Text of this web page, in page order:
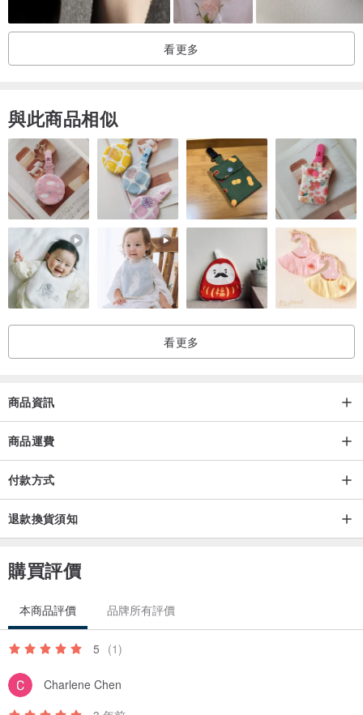
💚舒緩情緒、有助於記憶力舒緩情緒是祖母綠的主要功效之一。祖母
綠有著純正、自然的綠色，而綠色代表著生命力和希望，這種顏色在
視覺上可以幫助緩解緊張、焦慮的情緒，能夠安神，讓人心境平和、
上。可幫助控制壞脾氣
💚維持幸福長期配戴祖母綠，可以使人心胸開闊，懂得寬容大度，並
且性格越來越溫柔。有助於情侶與夫妻之間感情增溫，保持婚姻生活
的和諧與幸福
💚帶來平安祖母綠自古被人類發現以來，便被視為擁有驅鬼避邪的力
量。人們將祖母綠當作護身符、幸運物、避邪物或宗教飾物，相信配
戴祖母綠能夠抵禦毒蛇猛獸的侵襲、保佑自身平安。在歷史上，人們
💚治癒功能祖母綠散發著綠色光芒，被視為大自然的顏色，代表著生
為祖母綠可以有效治療人體內部的器官，因而透過配戴祖母綠飾品來
祖母綠有助於解毒退熱、紓緩疲勞，具有良好的保護作用
🧘🏻‍♀脈輪對應： 心輪
寶石墜子
寶石大小：1.46克拉 6mmx8mm 橢圓型蛋面
金屬材質：墜臺S925純銀 抗敏
項鍊Ｓ925純銀 抗敏（附贈）可選40cm或45cm
請在下單處備註您要的項鍊尺寸 （無備註將隨機配鍊）
看更多
與此商品相似
看更多
商品資訊
商品運費
付款方式
退款換貨須知
購買評價
本商品評價 品牌所有評價
5 (1)
Charlene Chen